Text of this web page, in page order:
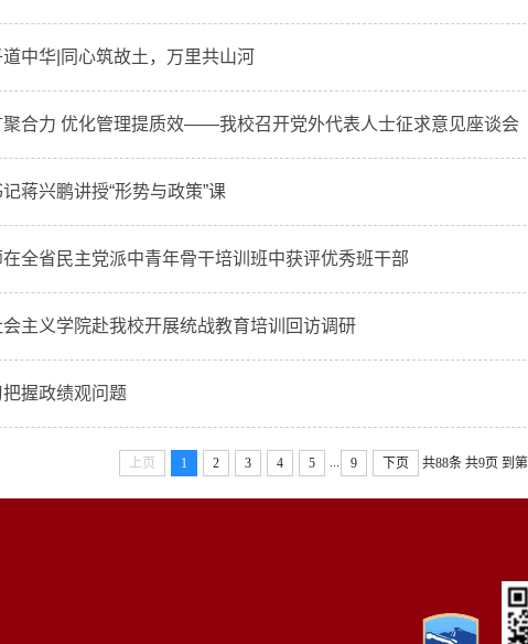
道中华|同心筑故土，万里共山河
聚合力 优化管理提质效——我校召开党外代表人士征求意见座谈会
蒋兴鹏讲授“形势与政策”课
在全省民主党派中青年骨干培训班中获评优秀班干部
会主义学院赴我校开展统战教育培训回访调研
把握政绩观问题
上页 1 2 3 4 5 9 下页 共88条 共9页 到第